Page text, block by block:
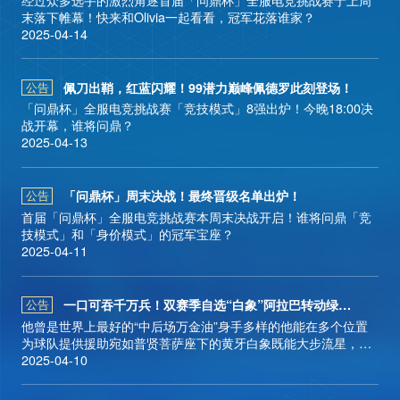
版本
视听
礼包兑换
末落下帷幕！快来和Olivia一起看看，冠军花落谁家？
2025-04-14
公告
佩刀出鞘，红蓝闪耀！99潜力巅峰佩德罗此刻登场！
「问鼎杯」全服电竞挑战赛「竞技模式」8强出炉！今晚18:00决
战开幕，谁将问鼎？
2025-04-13
公告
「问鼎杯」周末决战！最终晋级名单出炉！
首届「问鼎杯」全服电竞挑战赛本周末决战开启！谁将问鼎「竞
技模式」和「身价模式」的冠军宝座？
2025-04-11
公告
一口可吞千万兵！双赛季自选“白象”阿拉巴转动绿茵！
他曾是世界上最好的“中后场万金油”身手多样的他能在多个位置
为球队提供援助宛如普贤菩萨座下的黄牙白象既能大步流星，平
踏青云之上也能化身巨灵，一口吞噬千万来犯之敌！99巅峰“白
2025-04-10
长按识别二维码